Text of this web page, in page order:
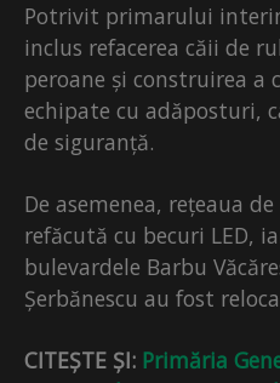
Potrivit primarului
inclus refacerea căii de
peroane și construirea a
echipate cu adăposturi,
de siguranță.
De asemenea, rețeaua
refăcută cu becuri LED,
bulevardele Barbu
Șerbănescu au fost
CITEȘTE ȘI: Primăria